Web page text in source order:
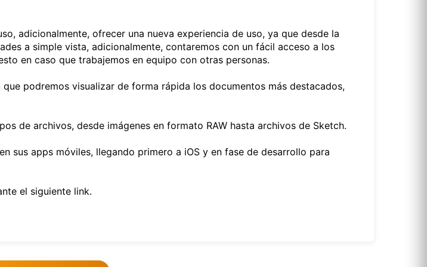
adicionalmente, ofrecer una nueva experiencia de uso, ya que desde la
a simple vista, adicionalmente, contaremos con un fácil acceso a los
en caso que trabajemos en equipo con otras personas.
podremos visualizar de forma rápida los documentos más destacados,
de archivos, desde imágenes en formato RAW hasta archivos de Sketch.
sus apps móviles, llegando primero a iOS y en fase de desarrollo para
el siguiente link.